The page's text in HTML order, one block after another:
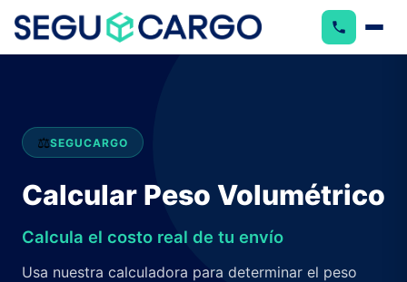
⚖️SEGUCARGO
Calcular Peso Volumétrico
Calcula el costo real de tu envío
Usa nuestra calculadora para determinar el peso